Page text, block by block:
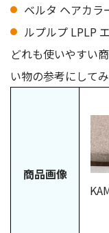
ベルタ ヘアカラ
ルプルプ LPLP
どれも使いやすい
い物の参考にして
商品画像